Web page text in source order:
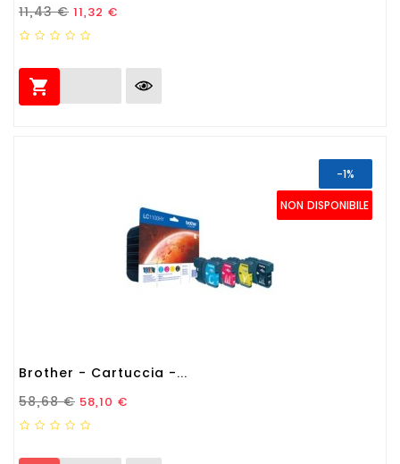
Prezzo Standard
11,43 € Prezzo
11,32 €

NON DISPONIBILE
-1%
Brother - Cartuccia -...
Prezzo Standard
58,68 € Prezzo
58,10 €